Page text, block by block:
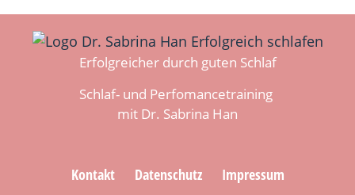
Erfolgreicher durch guten Schlaf
Schlaf- und Perfomancetraining
mit Dr. Sabrina Han
Kontakt Datenschutz Impressum